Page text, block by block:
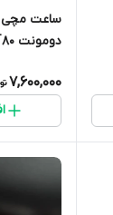
ساعت مچی
دومونت WT80
7,600,000